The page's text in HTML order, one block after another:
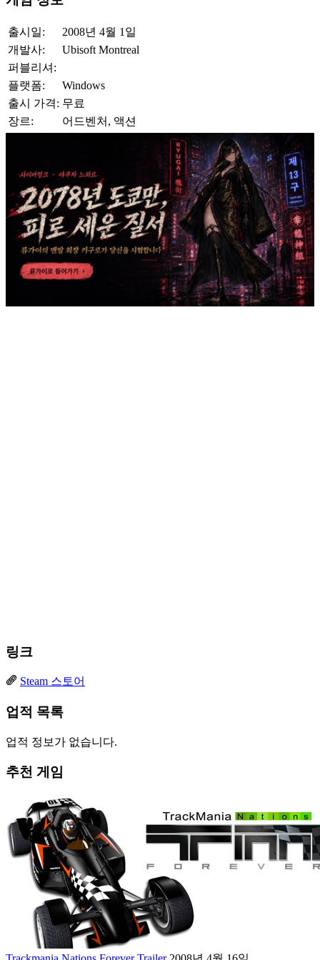
출시일:
2008년 4월 1일
개발사:
Ubisoft Montreal
퍼블리셔:
플랫폼:
Windows
출시 가격: 무료
장르:
어드벤처, 액션
링크
Steam 스토어
업적 목록
업적 정보가 없습니다.
추천 게임